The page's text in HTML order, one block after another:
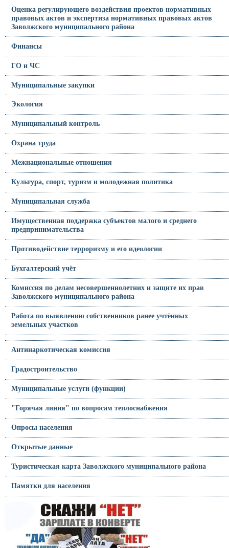
Оценка регулирующего воздействия проектов нормативных
правовых актов и экспертиза нормативных правовых актов
Заволжского муниципального района
Финансы
ГО и ЧС
Муниципальные закупки
Экология
Муниципальный контроль
Охрана труда
Межнациональные отношения
Культура, спорт, туризм и молодежная политика
Муниципальная служба
Имущественная поддержка субъектов малого и среднего
предпринимательства
Противодействие терроризму и его идеологии
Бухгалтерский учёт
Комиссия по делам несовершеннолетних и защите их прав
Заволжского муниципального района
Работа по выявлению собственников ранее учтённых
земельных участков
Антинаркотическая комиссия
Градостроительство
Муниципальные услуги (функции)
"Горячая линия" по вопросам теплоснабжения
Опросы населения
Открытые данные
Туристическая карта Заволжского муниципального района
Памятки для населения